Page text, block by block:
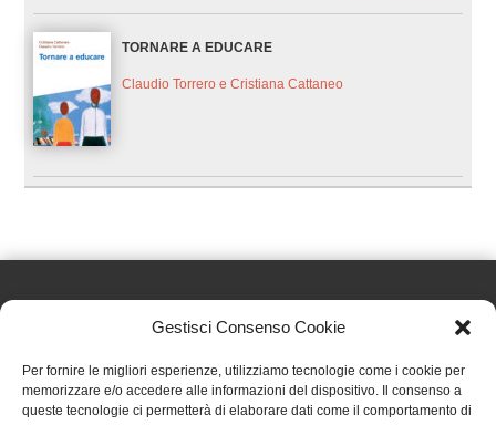
Gestisci Consenso Cookie
Per fornire le migliori esperienze, utilizziamo tecnologie come i cookie per
memorizzare e/o accedere alle informazioni del dispositivo. Il consenso a
queste tecnologie ci permetterà di elaborare dati come il comportamento di
TORNARE A EDUCARE
Claudio Torrero e Cristiana Cattaneo
Effatà Editrice di Pellegrino Paolo SAS
C.F. e P.IVA 09655250018
Via Tre Denti, 1 - 10060 Cantalupa (TO)